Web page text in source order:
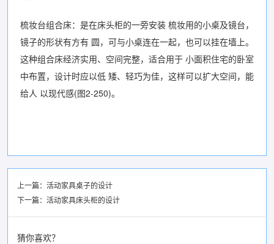
梳妆台组合床：是在床头柜的一旁安装 梳妆用的小桌及镜台，
镜子的形状有方有 圆，可与小桌连在一起，也可以挂在墙上。
这种组合床经济实用、空间完整，适合用于 小面积住宅的卧室
中布置，设计时应以低 矮、轻巧为佳，这样可以扩大空间，能
给人 以现代感(图2-250)。
上一篇： 活动家具桌子的设计
下一篇： 活动家具床头柜的设计
猜你喜欢？